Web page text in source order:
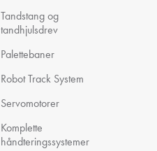
Tandstang og
tandhjulsdrev
Palettebaner
Robot Track System
Servomotorer
Komplette
håndteringssystemer